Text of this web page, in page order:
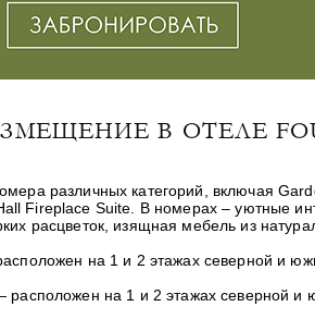
В ОТЕЛЕ
различных категорий, включая
Fireplace Suite. В номерах – уютные
расцветок, изящная мебель из
на 1 и 2 этажах северной и
на 1 и 2 этажах северной и